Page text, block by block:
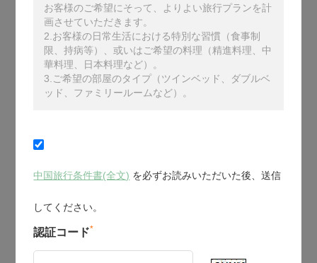
お客様のご希望にそって、よりよい旅行プランを計
画させていただきます。
2.お客様の日常生活における特別な習慣（食事制
限、持病等）、或いはご希望の料理（精進料理、中
華料理、日本料理など）。
3.ご希望の部屋のタイプ（ツインベッド、ダブルベ
ッド、ファミリールームなど）。
中国旅行条件書(全文) を必ずお読みいただいた後、送信
してください。
認証コード*